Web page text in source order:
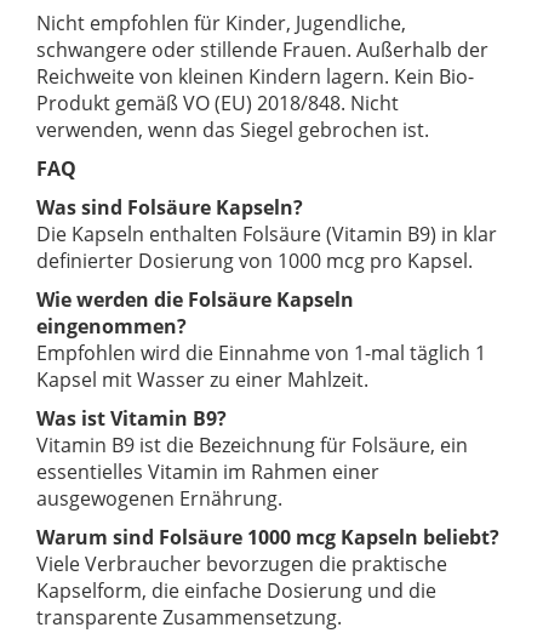
Nicht empfohlen für Kinder, Jugendliche,
schwangere oder stillende Frauen. Außerhalb der
Reichweite von kleinen Kindern lagern. Kein Bio-
Produkt gemäß VO (EU) 2018/848. Nicht
verwenden, wenn das Siegel gebrochen ist.
FAQ
Was sind Folsäure Kapseln?
Die Kapseln enthalten Folsäure (Vitamin B9) in klar
definierter Dosierung von 1000 mcg pro Kapsel.
Wie werden die Folsäure Kapseln
eingenommen?
Empfohlen wird die Einnahme von 1-mal täglich 1
Kapsel mit Wasser zu einer Mahlzeit.
Was ist Vitamin B9?
Vitamin B9 ist die Bezeichnung für Folsäure, ein
essentielles Vitamin im Rahmen einer
ausgewogenen Ernährung.
Warum sind Folsäure 1000 mcg Kapseln beliebt?
Viele Verbraucher bevorzugen die praktische
Kapselform, die einfache Dosierung und die
transparente Zusammensetzung.